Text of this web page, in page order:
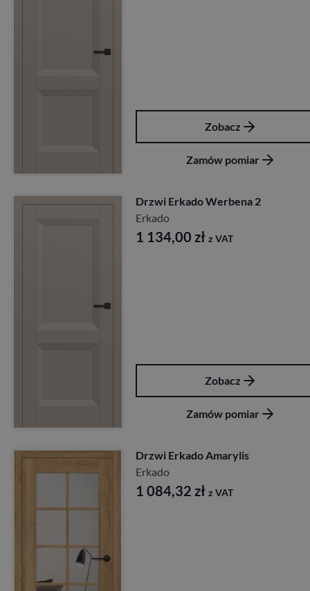
Zobacz
Zamów pomiar
Drzwi Erkado Werbena 2
Erkado
1 134,00 zł z VAT
Zobacz
Zamów pomiar
Drzwi Erkado Amarylis
Erkado
1 084,32 zł z VAT